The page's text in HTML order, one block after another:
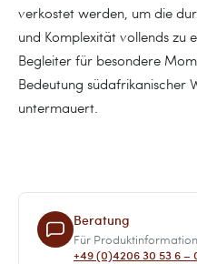
verkostet werden, um die
und Komplexität vollends zu
Begleiter für besondere
Bedeutung südafrikanischer
untermauert.
Beratung
Für
+49 (0)4206 30 53 6 –